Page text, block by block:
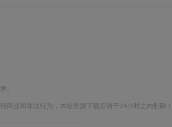
。
商业和非法行为，本站资源下载后请于24小时之内删除